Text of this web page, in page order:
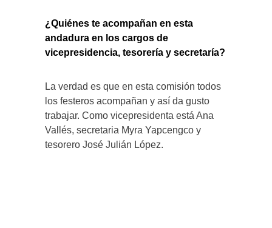
¿Quiénes te acompañan en esta
andadura en los cargos de
vicepresidencia, tesorería y secretaría?
La verdad es que en esta comisión todos
los festeros acompañan y así da gusto
trabajar. Como vicepresidenta está Ana
Vallés, secretaria Myra Yapcengco y
tesorero José Julián López.